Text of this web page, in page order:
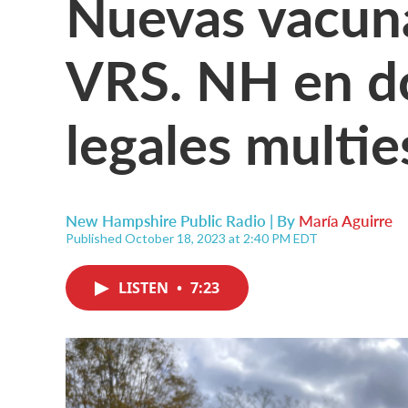
VRS. NH en
legales
New Hampshire Public Radio | By María Aguirre
Published October 18, 2023 at 2:40 PM EDT
LISTEN • 7:23